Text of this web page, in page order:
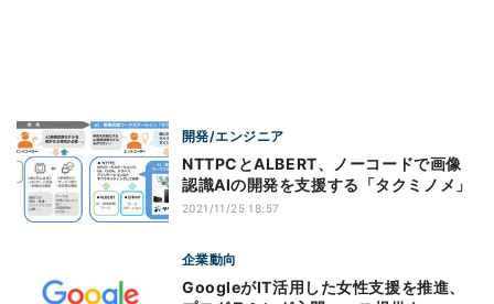
開発/エンジニア
NTTPCとALBERT、ノーコードで画像
認識AIの開発を支援する「タクミノメ」
2021/11/25 18:57
企業動向
GoogleがIT活用した女性支援を推進、